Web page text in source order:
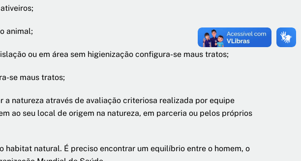
animal;
ou em área sem higienização configura-se maus tratos;
se maus tratos;
natureza através de avaliação criteriosa realizada por equipe
ao seu local de origem na natureza, em parceria ou pelos próprios
natural. É preciso encontrar um equilíbrio entre o homem, o